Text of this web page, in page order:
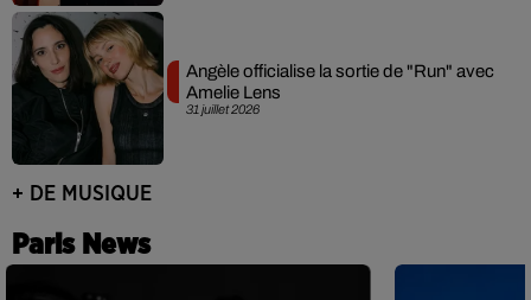
31 juillet 2026
Angèle officialise la sortie de "Run" avec
Amelie Lens
+ DE MUSIQUE
Paris News